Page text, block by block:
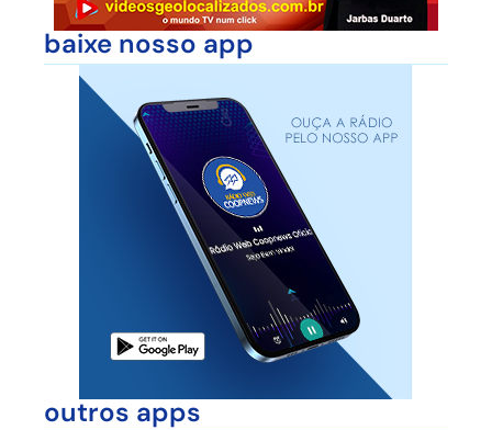
baixe nosso app
outros apps